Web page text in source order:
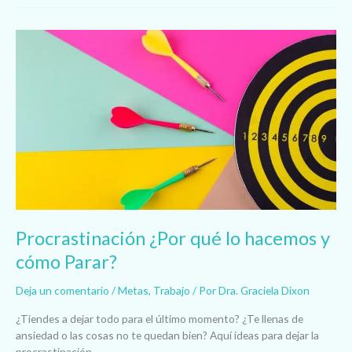
Procrastinación ¿Por qué lo hacemos y
cómo Parar?
Deja un comentario /Metas, Trabajo / PorDra. Graciela Dixon
¿Tiendes a dejar todo para el último momento? ¿Te llenas de
ansiedad o las cosas no te quedan bien? Aquí ideas para dejar la
Procrastinación
Parar?